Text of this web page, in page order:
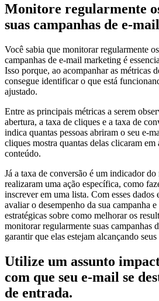
Monitore regularmente
suas campanhas de e-
Você sabia que monitorar regularmente
campanhas de e-mail marketing é
Isso porque, ao acompanhar as métricas
consegue identificar o que está
ajustado.
Entre as principais métricas a serem
abertura, a taxa de cliques e a taxa de
indica quantas pessoas abriram o seu e-
cliques mostra quantas delas clicaram
conteúdo.
Já a taxa de conversão é um indicador do
realizaram uma ação específica, como
inscrever em uma lista. Com esses dados
avaliar o desempenho da sua campanha
estratégicas sobre como melhorar os
monitorar regularmente suas campanhas
garantir que elas estejam alcançando
Utilize um assunto
com que seu e-mail se
de entrada.